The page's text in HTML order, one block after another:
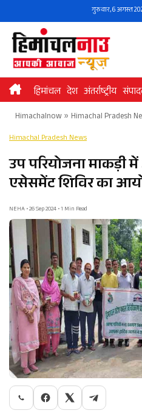
to
content
गुरुवार, 6 अगस्त
हिमांचल देश अंतर्राष्ट्रीय
Himachalnow» Himachal Pradesh
Himachal Pradesh News
उप परियोजना माकड़ी
एसेसमेंट शिविर का
NEHA • 26 Sep 2024 • 1 Min Read